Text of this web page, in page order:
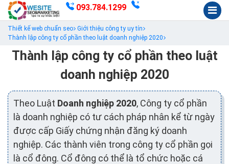
093.784.1299
Thiết kế web chuẩn seo Giới thiệu công ty uy tín
Thành lập công ty cổ phần theo luật doanh nghiệp 2020
Thành lập công ty cổ phần theo luật
doanh nghiệp 2020
Theo Luật Doanh nghiệp 2020, Công ty cổ phần
là doanh nghiệp có tư cách pháp nhân kể từ ngày
được cấp Giấy chứng nhận đăng ký doanh
nghiệp. Các thành viên trong công ty cổ phần gọi
là cổ đông. Cổ đông có thể là tổ chức hoặc cá